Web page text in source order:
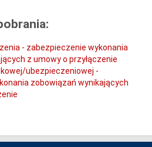
- zabezpieczenie wykonania
z umowy o przyłączenie
ubezpieczeniowej -
zobowiązań wynikających